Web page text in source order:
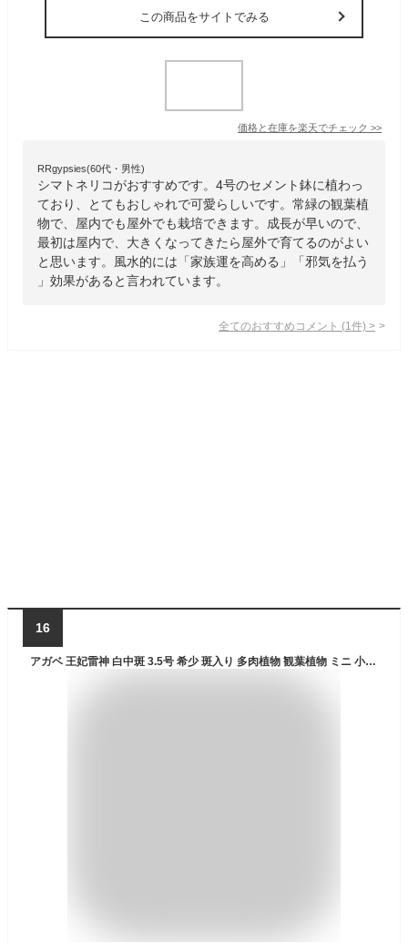
この商品をサイトでみる
価格と在庫を楽天でチェック >>
RRgypsies(60代・男性)
シマトネリコがおすすめです。4号のセメント鉢に植わっ
ており、とてもおしゃれで可愛らしいです。常緑の観葉植
物で、屋内でも屋外でも栽培できます。成長が早いので、
最初は屋内で、大きくなってきたら屋外で育てるのがよい
と思います。風水的には「家族運を高める」「邪気を払う
」効果があると言われています。
全てのおすすめコメント (1 件) >
16
アガベ 王妃雷神 白中斑 3.5号 希少 斑入り 多肉植物 観葉植物 ミニ 小さい サイズ テーブル オウヒライジン 玄関 風水 お祝い 卓上 珍しい おしゃれ インテリア 開店祝い 屋外 屋内 室内